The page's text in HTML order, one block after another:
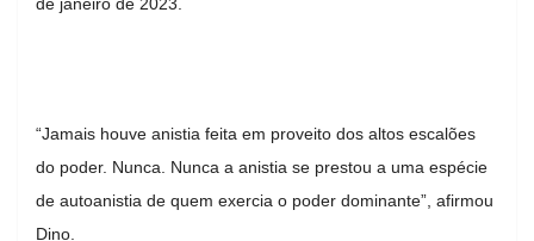
“Jamais houve anistia feita em proveito dos altos escalões
do poder. Nunca. Nunca a anistia se prestou a uma espécie
de autoanistia de quem exercia o poder dominante”, afirmou
Dino.